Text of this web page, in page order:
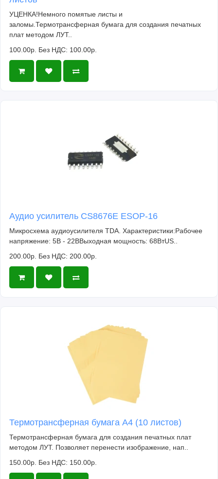
УЦЕНКА!Немного помятые листы и
заломы.Термотрансферная бумага для создания печатных
плат методом ЛУТ..
100.00р. Без НДС: 100.00р.
Аудио усилитель CS8676E ESOP-16
Микросхема аудиоусилителя TDA. Характеристики:Рабочее
напряжение: 5В - 22ВВыходная мощность: 68ВтUS..
200.00р. Без НДС: 200.00р.
Термотрансферная бумага А4 (10 листов)
Термотрансферная бумага для создания печатных плат
методом ЛУТ. Позволяет перенести изображение, нап..
150.00р. Без НДС: 150.00р.